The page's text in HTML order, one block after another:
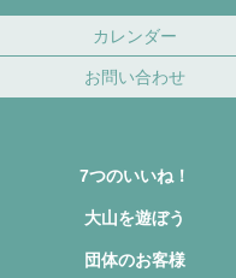
カレンダー
お問い合わせ
7つのいいね！
大山を遊ぼう
団体のお客様